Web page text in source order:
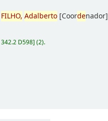
FILHO, Adalberto [Coordenador]
342.2 D598](2).